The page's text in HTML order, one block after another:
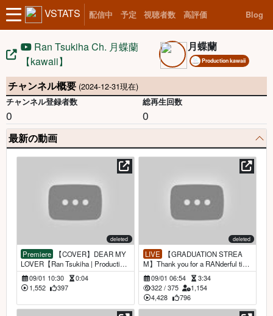
VSTATS 配信中 予定 視聴者数 高評価 Blog
Ran Tsukiha Ch. 月蝶蘭
【kawaii】
月蝶蘭
Production kawaii
チャンネル概要 (2024-12-31現在)
チャンネル登録者数
0
総再生回数
0
最新の動画
deleted
Premiere【COVER】DEAR MY
LOVER【Ran Tsukiha | Production
kawaii】
09/01 10:30
0:04
1,552
397
deleted
LIVE 【GRADUATION STREA
M】Thank you for a RANderful tim
e!【Ran Tsukiha | Production kawai
i】
09/01 06:54
3:34
322 /375
1,154
4,428
796